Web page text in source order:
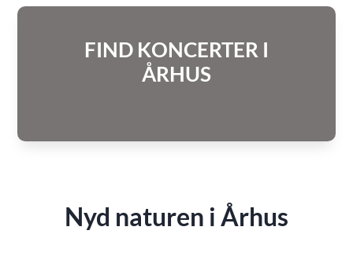
FIND KONCERTER I
ÅRHUS
Nyd naturen i Århus